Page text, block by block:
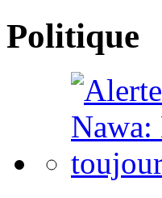
Politique